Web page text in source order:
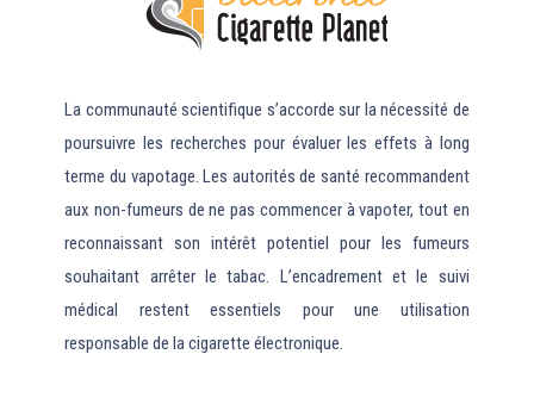
La communauté scientifique s’accorde sur la nécessité de
poursuivre les recherches pour évaluer les effets à long
terme du vapotage. Les autorités de santé recommandent
aux non-fumeurs de ne pas commencer à vapoter, tout en
reconnaissant son intérêt potentiel pour les fumeurs
souhaitant arrêter le tabac. L’encadrement et le suivi
médical restent essentiels pour une utilisation
responsable de la cigarette électronique.